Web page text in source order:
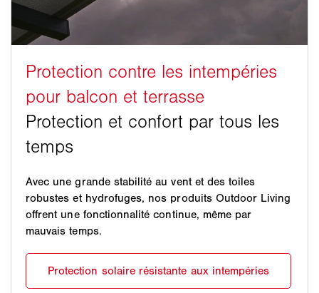
Avec une grande stabilité au vent et des toiles
robustes et hydrofuges, nos produits Outdoor Living
offrent une fonctionnalité continue, même par
mauvais temps.